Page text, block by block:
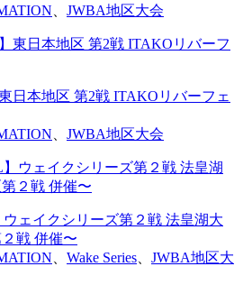
JWBA地区大会
日本地区 第2戦 ITAKOリバーフェ
JWBA地区大会
ウェイクシリーズ第２戦 法皇湖大
戦 併催〜
Wake Series
JWBA地区大